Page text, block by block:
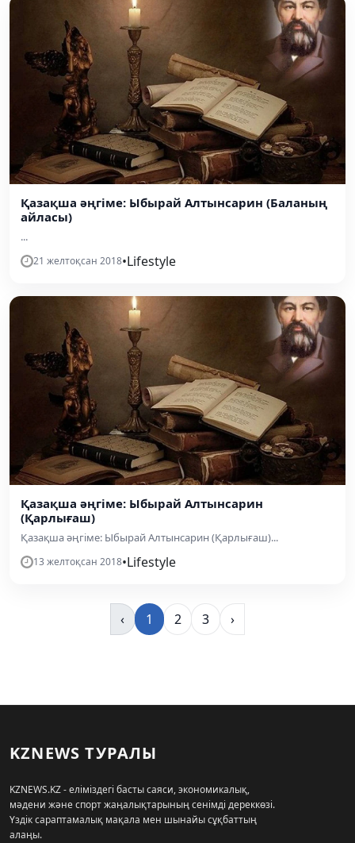
Қазақша әңгіме: Ыбырай Алтынсарин (Баланың
айласы)
...
21 желтоқсан 2018•Lifestyle
Қазақша әңгіме: Ыбырай Алтынсарин
(Қарлығаш)
Қазақша әңгіме: Ыбырай Алтынсарин (Қарлығаш)...
13 желтоқсан 2018•Lifestyle
‹ 1 2 3 ›
KZNEWS ТУРАЛЫ
KZNEWS.KZ - еліміздегі басты саяси, экономикалық,
мәдени және спорт жаңалықтарының сенімді дереккөзі.
Үздік сараптамалық мақала мен шынайы сұқбаттың
алаңы.